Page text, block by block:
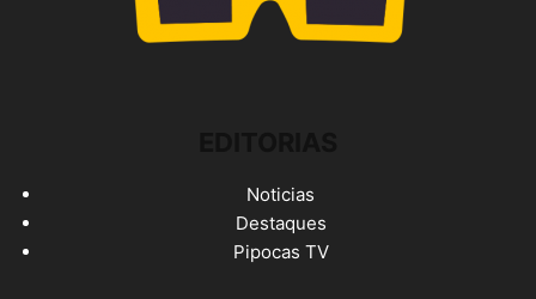
Noticias
Destaques
Pipocas TV